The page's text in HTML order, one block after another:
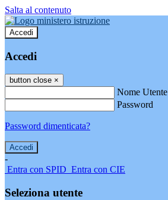
Salta al contenuto
Accedi
Accedi
button close ×
Nome Utente
Password
Password dimenticata?
-
Entra con SPID Entra con CIE
Seleziona utente